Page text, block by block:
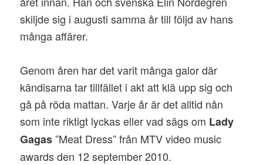
skiljde sig i augusti samma år till följd av hans
många affärer.
Genom åren har det varit många galor där
kändisarna tar tillfället i akt att klä upp sig och
gå på röda mattan. Varje år är det alltid nån
som inte riktigt lyckas eller vad sägs om Lady
Gagas”Meat Dress” från MTV video music
awards den 12 september 2010.